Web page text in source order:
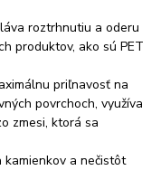
roztrhnutiu a oderu
produktov, ako sú PET
priľnavosť na
povrchoch, využíva
zmesi, ktorá sa
a nečistôt